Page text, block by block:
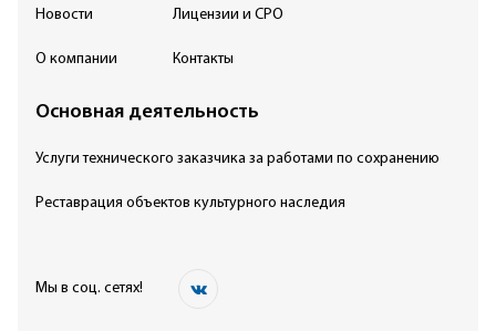
Новости
О компании
Лицензии и СРО
Контакты
Основная деятельность
Услуги технического заказчика за работами по сохранению
Реставрация объектов культурного наследия
Мы в соц. сетях!